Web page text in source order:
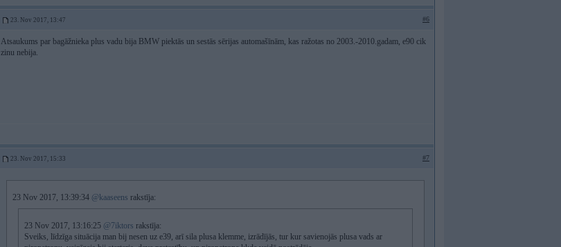
23. Nov 2017, 13:47 #6
Atsaukums par bagāžnieka plus vadu bija BMW piektās un sestās sērijas automašīnām, kas ražotas no 2003.-2010.gadam, e90 cik
zinu nebija.
23. Nov 2017, 15:33 #7
23 Nov 2017, 13:39:34 @kaaseens rakstīja:
23 Nov 2017, 13:16:25 @7iktors rakstīja:
Sveiks, līdzīga situācija man bij nesen uz e39, arī sila plusa klemme, izrādījās, tur kur savienojās plusa vads ar